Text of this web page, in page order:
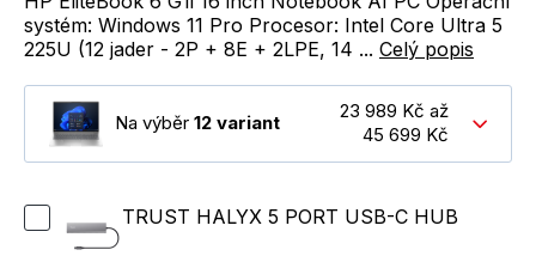
systém: Windows 11 Pro Procesor: Intel Core Ultra 5
225U (12 jader - 2P + 8E + 2LPE, 14 ... Celý popis
Na výběr 12 variant
23 989 Kč až
45 699 Kč
TRUST HALYX 5 PORT USB-C HUB